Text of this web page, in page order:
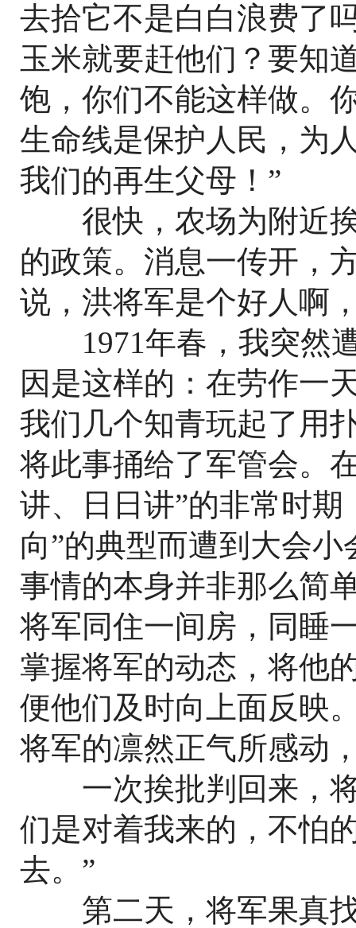
去拾它不是白白浪费了
玉米就要赶他们？要知
饱，你们不能这样做。
生命线是保护人民，为
我们的再生父母！”
很快，农场为附近挨
的政策。消息一传开，
说，洪将军是个好人啊
1971年春，我突然遭
因是这样的：在劳作一
我们几个知青玩起了用
将此事捅给了军管会。
讲、日日讲”的非常时
向”的典型而遭到大会
事情的本身并非那么简
将军同住一间房，同睡
掌握将军的动态，将他
便他们及时向上面反映
将军的凛然正气所感动
一次挨批判回来，将
们是对着我来的，不怕
去。”
第二天，将军果真找